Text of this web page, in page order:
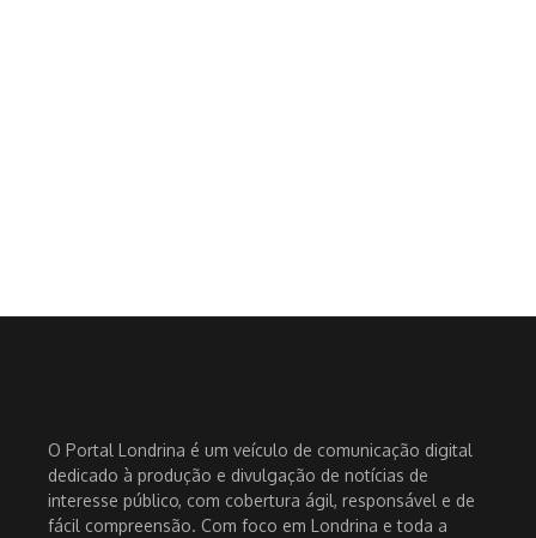
O Portal Londrina é um veículo de comunicação digital
dedicado à produção e divulgação de notícias de
interesse público, com cobertura ágil, responsável e de
fácil compreensão. Com foco em Londrina e toda a